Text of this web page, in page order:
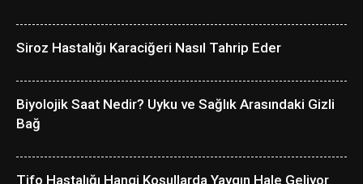
Siroz Hastalığı Karaciğeri Nasıl Tahrip Eder
Biyolojik Saat Nedir? Uyku ve Sağlık Arasındaki Gizli
Bağ
Tifo Hastalığı Hangi Koşullarda Yaygın Hale Geliyor